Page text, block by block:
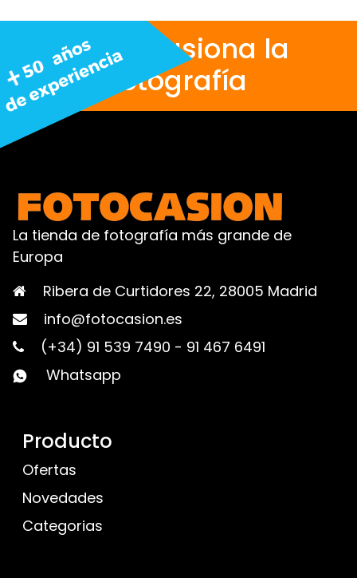
Nos apasiona la
fotografía
La tienda de fotografía más grande de
Europa
Ribera de Curtidores 22, 28005 Madrid
info@fotocasion.es
(+34) 91 539 7490 - 91 467 6491
Whatsapp
Producto
Ofertas
Novedades
Categorias